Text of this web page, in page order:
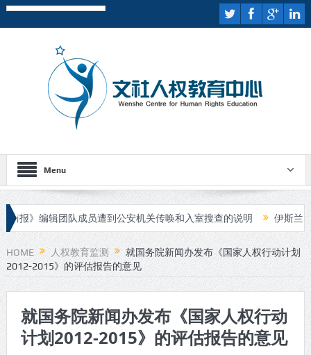
Menu
辑团队成员遭到公安机关传唤和入室搜查的说明 伊斯兰国宣布对
HOME 人权教育监测
就国务院新闻办发布《国家人权行动计划
2012-2015》的评估报告的意见
就国务院新闻办发布《国家人权行动
计划2012-2015》的评估报告的意见